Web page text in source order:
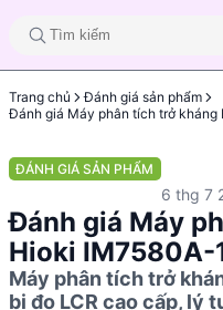
Trang chủ
Đánh giá sản phẩm
ĐÁNH GIÁ SẢN PHẨM
6 thg 7
Đánh giá Máy
Hioki IM7580A-
Máy phân tích trở
bị đo LCR cao cấp, lý